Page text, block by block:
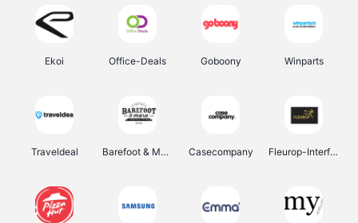
Ekoi Office-Deals Goboony Winparts
Traveldeal Barefoot & More Casecompany Fleurop-Interflora